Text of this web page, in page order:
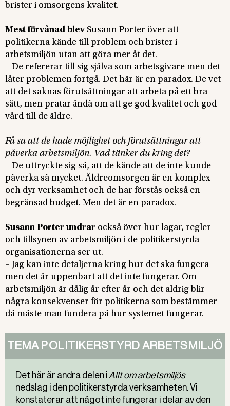
brister i omsorgens kvalitet.
Mest förvånad blevSusann Porter över att
politikerna kände till problem och brister i
arbetsmiljön utan att göra mer åt det.
– De refererar till sig själva som arbetsgivare men det
låter problemen fortgå. Det här är en paradox. De vet
att det saknas förutsättningar att arbeta på ett bra
sätt, men pratar ändå om att ge god kvalitet och god
vård till de äldre.
Få sa att de hade möjlighet och förutsättningar att
påverka arbetsmiljön. Vad tänker du kring det?
– De uttryckte sig så, att de kände att de inte kunde
påverka så mycket. Äldreomsorgen är en komplex
och dyr verksamhet och de har förstås också en
begränsad budget. Men det är en paradox.
Susann Porter undrar också över hur lagar, regler
och tillsynen av arbetsmiljön i de politikerstyrda
organisationerna ser ut.
– Jag kan inte detaljerna kring hur det ska fungera
men det är uppenbart att det inte fungerar. Om
arbetsmiljön är dålig år efter år och det aldrig blir
några konsekvenser för politikerna som bestämmer
då måste man fundera på hur systemet fungerar.
TEMA POLITIKERSTYRD ARBETSMILJÖ
Det här är andra delen i Allt om arbetsmiljös
nedslag i den politikerstyrda verksamheten. Vi
konstaterar att något inte fungerar i delar av den